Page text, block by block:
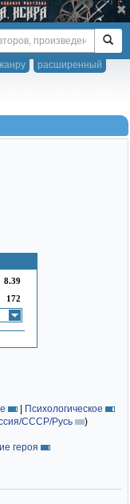
расширенный
8.39
172
| Психологическое
СССР/Русь
)
героя